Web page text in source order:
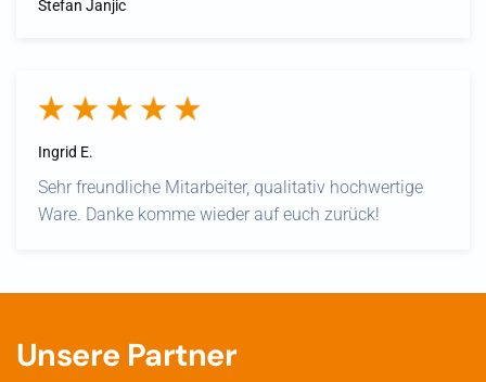
Stefan Janjic
Ingrid E.
Sehr freundliche Mitarbeiter, qualitativ hochwertige
Ware. Danke komme wieder auf euch zurück!
Unsere Partner